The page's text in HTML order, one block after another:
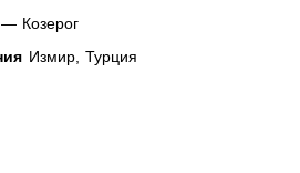
— Козерог
Измир, Турция